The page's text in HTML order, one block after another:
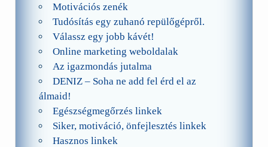
Motivációs zenék
Tudósítás egy zuhanó repülőgépről.
Válassz egy jobb kávét!
Online marketing weboldalak
Az igazmondás jutalma
DENIZ – Soha ne add fel érd el az
álmaid!
Egészségmegőrzés linkek
Siker, motiváció, önfejlesztés linkek
Hasznos linkek